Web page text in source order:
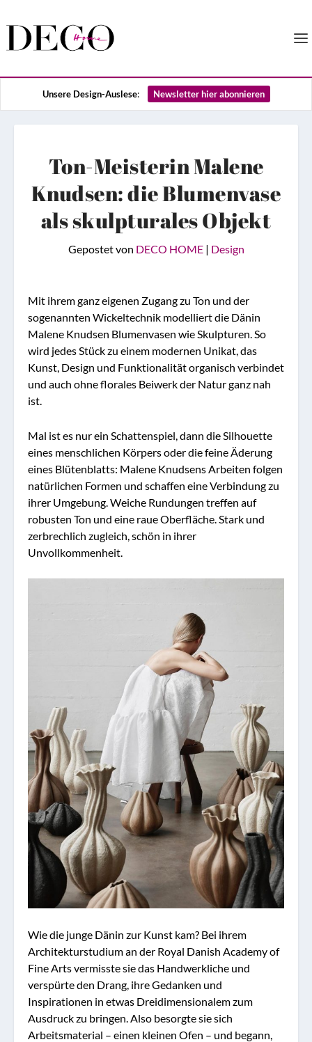
Unsere Design-Auslese: Newsletter hier abonnieren
Ton-Meisterin Malene
Knudsen: die Blumenvase
als skulpturales Objekt
Gepostet von DECO HOME| Design
Mit ihrem ganz eigenen Zugang zu Ton und der
sogenannten Wickeltechnik modelliert die Dänin
Malene Knudsen Blumenvasen wie Skulpturen. So
wird jedes Stück zu einem modernen Unikat, das
Kunst, Design und Funktionalität organisch verbindet
und auch ohne florales Beiwerk der Natur ganz nah
ist.
Mal ist es nur ein Schattenspiel, dann die Silhouette
eines menschlichen Körpers oder die feine Äderung
eines Blütenblatts: Malene Knudsens Arbeiten folgen
natürlichen Formen und schaffen eine Verbindung zu
ihrer Umgebung. Weiche Rundungen treffen auf
robusten Ton und eine raue Oberfläche. Stark und
zerbrechlich zugleich, schön in ihrer
Unvollkommenheit.
Wie die junge Dänin zur Kunst kam? Bei ihrem
Architekturstudium an der Royal Danish Academy of
Fine Arts vermisste sie das Handwerkliche und
verspürte den Drang, ihre Gedanken und
Inspirationen in etwas Dreidimensionalem zum
Ausdruck zu bringen. Also besorgte sie sich
Arbeitsmaterial – einen kleinen Ofen – und begann,